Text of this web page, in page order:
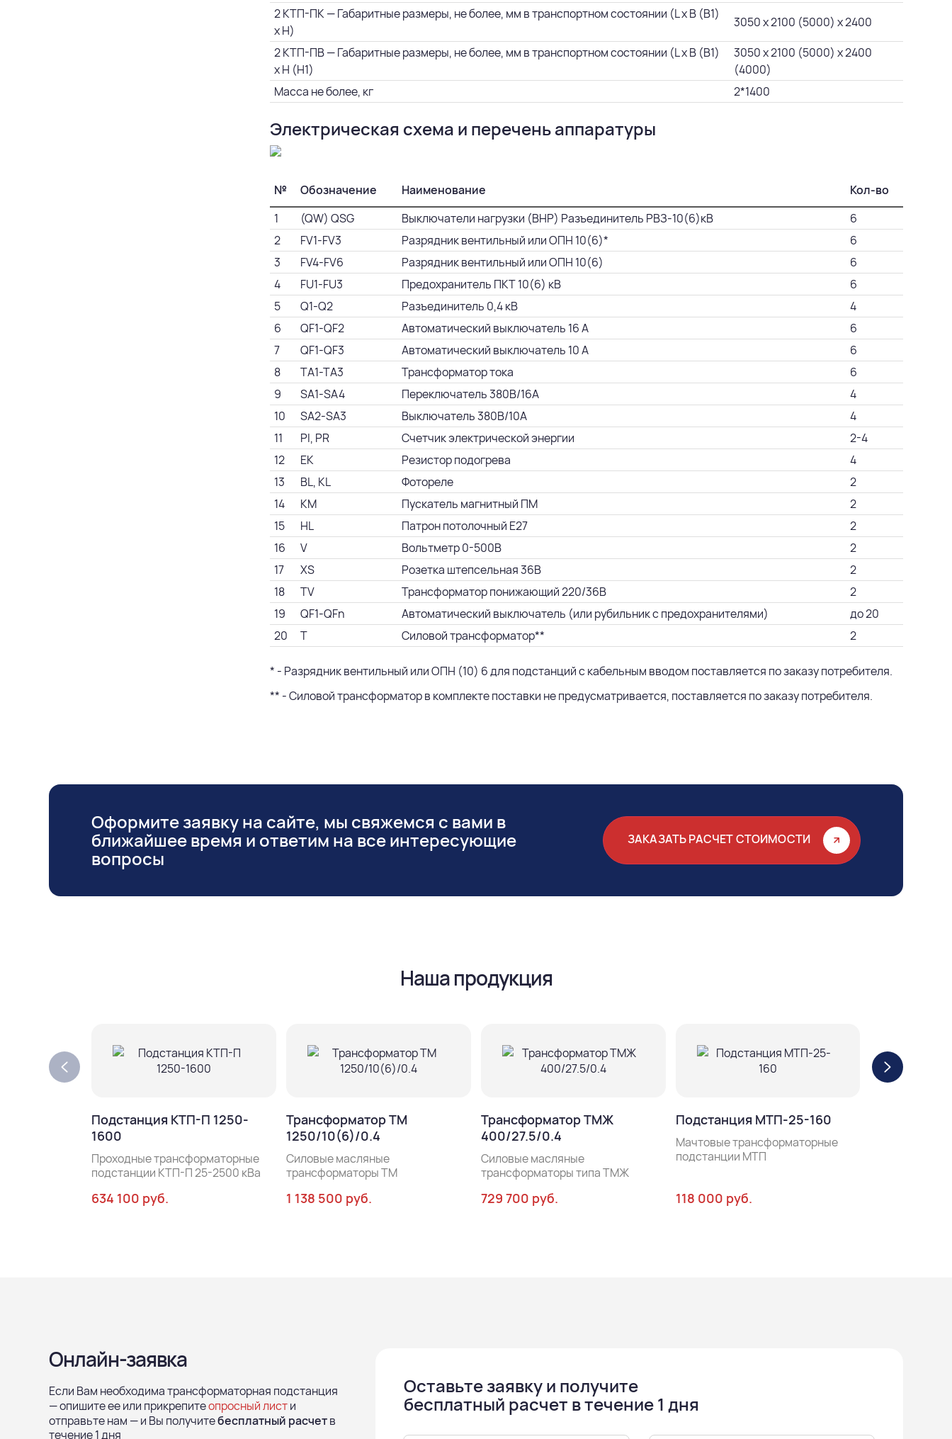
2 КТП-ПК — Габаритные размеры, не более, мм в транспортном состоянии (L х B (В1)
х H)
3050 х 2100 (5000) х 2400
2 КТП-ПВ — Габаритные размеры, не более, мм в транспортном состоянии (L х B (В1)
х H (Н1)
3050 х 2100 (5000) х 2400
(4000)
Масса не более, кг
2*1400
Электрическая схема и перечень аппаратуры
№ Обозначение Наименование
Кол-во
1
(QW) QSG Выключатели нагрузки (ВНР) Разъединитель РВЗ-10(6)кВ
6
2
FV1-FV3 Разрядник вентильный или ОПН 10(6)*
6
3
FV4-FV6 Разрядник вентильный или ОПН 10(6)
6
4
FU1-FU3 Предохранитель ПКТ 10(6) кВ
6
5
Q1-Q2 Разъединитель 0,4 кВ
4
6
QF1-QF2 Автоматический выключатель 16 А
6
7
QF1-QF3 Автоматический выключатель 10 А
6
8
TA1-TA3 Трансформатор тока
6
9
SA1-SA4 Переключатель 380В/16А
4
10
SA2-SA3 Выключатель 380В/10А
4
11
PI, PR Счетчик электрической энергии
2-4
12
EK Резистор подогрева
4
13
BL, KL Фотореле
2
14
KM Пускатель магнитный ПМ
2
15
HL Патрон потолочный Е27
2
16
V Вольтметр 0-500В
2
17
XS Розетка штепсельная 36В
2
18
TV Трансформатор понижающий 220/36В
2
19
QF1-QFn Автоматический выключатель (или рубильник с предохранителями)
до 20
20
T Силовой трансформатор** 2
* - Разрядник вентильный или ОПН (10) 6 для подстанций с кабельным вводом поставляется по заказу потребителя.
** - Силовой трансформатор в комплекте поставки не предусматривается, поставляется по заказу потребителя.
Оформите заявку на сайте, мы свяжемся с вами в
ближайшее время и ответим на все интересующие
вопросы
ЗАКАЗАТЬ РАСЧЕТ СТОИМОСТИ
Наша продукция
Подстанция КТП-П 1250-
1600
Проходные трансформаторные
подстанции КТП-П 25-2500 кВа
634 100 руб.
Трансформатор ТМ
1250/10(6)/0.4
Силовые масляные
трансформаторы ТМ
1 138 500 руб.
Трансформатор ТМЖ
400/27.5/0.4
Силовые масляные
трансформаторы типа ТМЖ
729 700 руб.
Подстанция МТП-25-160
Мачтовые трансформаторные
подстанции МТП
118 000 руб.
Онлайн-заявка
Если Вам необходима трансформаторная подстанция
— опишите ее или прикрепитеопросный листи
отправьте нам — и Вы получитебесплатный расчетв
течение 1 дня
Оставьте заявку и получите
бесплатный расчет в течение 1 дня